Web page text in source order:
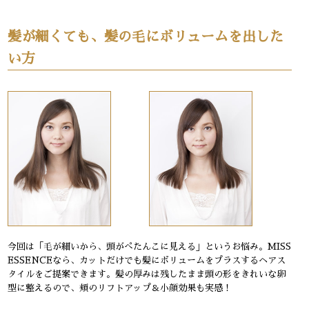
髪が細くても、髪の毛にボリュームを出した
い方
今回は「毛が細いから、頭がぺたんこに見える」というお悩み。MISS
ESSENCEなら、カットだけでも髪にボリュームをプラスするヘアス
タイルをご提案できます。髪の厚みは残したまま頭の形をきれいな卵
型に整えるので、頬のリフトアップ＆小顔効果も実感！